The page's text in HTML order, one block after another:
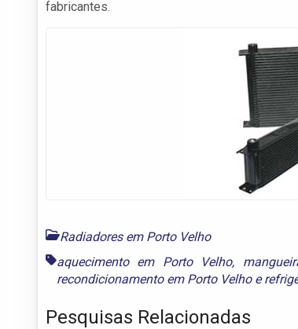
fabricantes.
Radiadores em Porto Velho
aquecimento em Porto Velho,
recondicionamento em Porto Velhoe
Pesquisas Relacionadas